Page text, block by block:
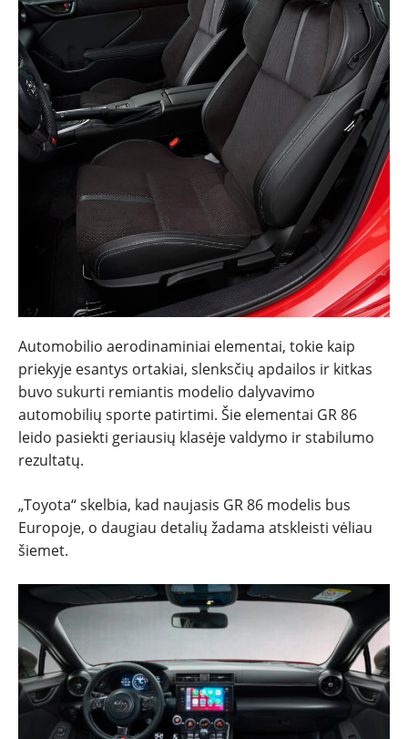
Automobilio aerodinaminiai elementai, tokie kaip
priekyje esantys ortakiai, slenksčių apdailos ir kitkas
buvo sukurti remiantis modelio dalyvavimo
automobilių sporte patirtimi. Šie elementai GR 86
leido pasiekti geriausių klasėje valdymo ir stabilumo
rezultatų.
„Toyota“ skelbia, kad naujasis GR 86 modelis bus
Europoje, o daugiau detalių žadama atskleisti vėliau
šiemet.